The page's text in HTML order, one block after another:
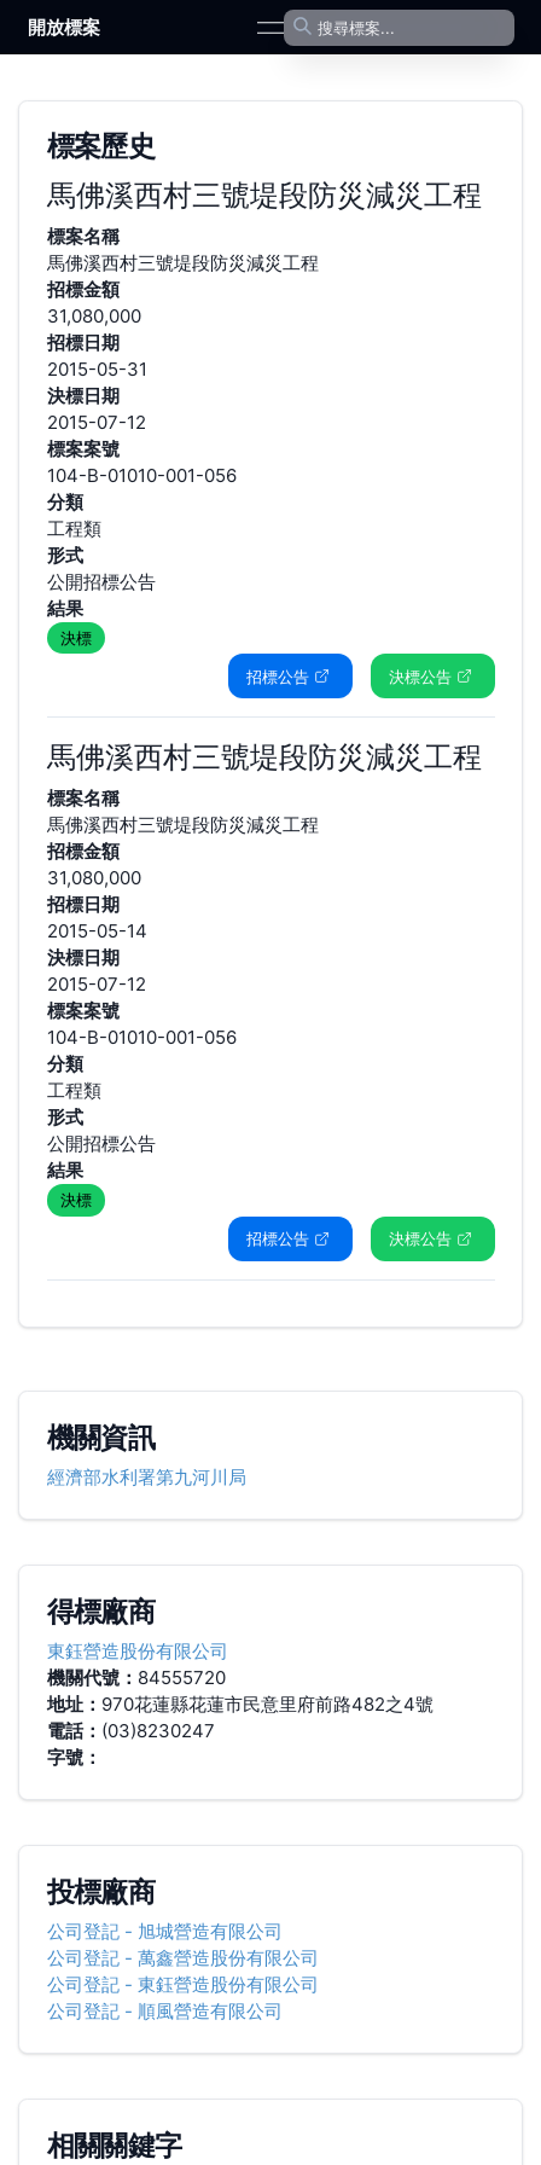
開放標案 open navigation menu
標案歷史
馬佛溪西村三號堤段防災減災工程
標案名稱
馬佛溪西村三號堤段防災減災工程
招標金額
31,080,000
招標日期
2015-05-31
決標日期
2015-07-12
標案案號
104-B-01010-001-056
分類
工程類
形式
公開招標公告
結果
決標
招標公告
決標公告
馬佛溪西村三號堤段防災減災工程
標案名稱
馬佛溪西村三號堤段防災減災工程
招標金額
31,080,000
招標日期
2015-05-14
決標日期
2015-07-12
標案案號
104-B-01010-001-056
分類
工程類
形式
公開招標公告
結果
決標
招標公告
決標公告
機關資訊
經濟部水利署第九河川局
得標廠商
東鈺營造股份有限公司
機關代號： 84555720
地址： 970花蓮縣花蓮市民意里府前路482之4號
電話： (03)8230247
字號：
投標廠商
公司登記- 旭城營造有限公司
公司登記- 萬鑫營造股份有限公司
公司登記- 東鈺營造股份有限公司
公司登記- 順風營造有限公司
相關關鍵字